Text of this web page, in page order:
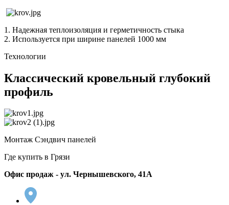
1. Надежная теплоизоляция и герметичность стыка
2. Используется при ширине панелей 1000 мм
Технологии
Классический кровельный глубокий
профиль
Монтаж Сэндвич панелей
Где купить в Грязи
Офис продаж - ул. Чернышевского, 41А